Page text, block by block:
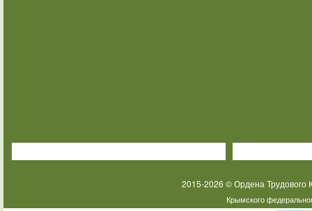
2015-2026 © Ордена
Крымского